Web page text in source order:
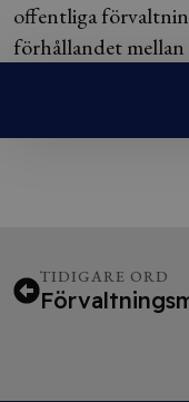
offentliga
förhållandet
TIDIGARE ORD